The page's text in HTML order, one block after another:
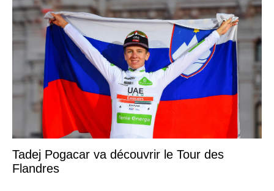
Tadej Pogacar va découvrir le Tour des
Flandres